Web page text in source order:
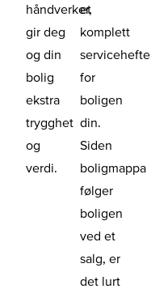
håndverker,
gir deg
og din
bolig
ekstra
trygghet
og
verdi.
et
komplett
servicehefte
for
boligen
din.
Siden
boligmappa
følger
boligen
ved et
salg, er
det lurt